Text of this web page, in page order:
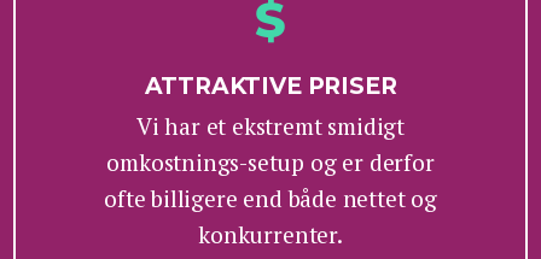
ATTRAKTIVE PRISER
Vi har et ekstremt smidigt
omkostnings-setup og er derfor
ofte billigere end både nettet og
konkurrenter.